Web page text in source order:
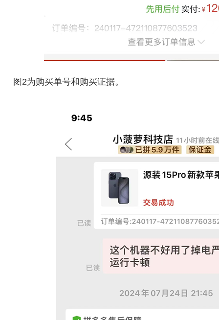
图2为购买单号和购买证据。